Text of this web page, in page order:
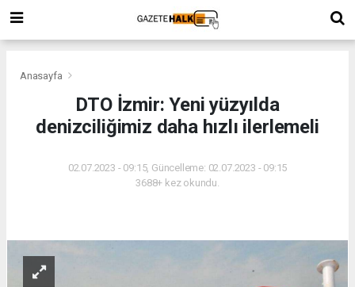
Anasayfa
DTO İzmir: Yeni yüzyılda
denizciliğimiz daha hızlı ilerlemeli
02.07.2023 - 09:15, Güncelleme: 02.07.2023 - 09:15
3688+ kez okundu.